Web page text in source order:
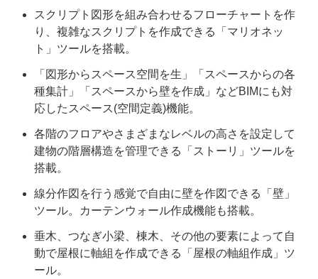
スクリプト図形を組み合わせるフローチャートを作
り、複雑なスクリプトを作成できる「マリオネッ
ト」ツールを搭載。
「図形からスペース空間を生」「スペースからの各
種集計」「スペースから壁を作成」などBIMにも対
応したスペース(空間定義)機能。
各階のフロアやさまざまなレベルの高さを設定して
建物の階層構造を管理できる「ストーリ」ツールを
搭載。
線分作図を行う感覚で自由に壁を作図できる「壁」
ツール。カーテンウォール作成機能も搭載。
垂木、つなぎ小梁、棟木、その他の要素によって自
動で屋根に軸組を作成できる「屋根の軸組作成」ツ
ール。